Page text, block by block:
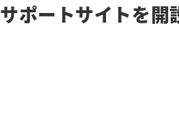
サポートサイトを開